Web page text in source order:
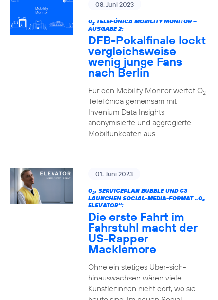
08. Juni 2023
O2TELEFÓNICA MOBILITY MONITOR –
AUSGABE 2:
DFB-Pokalfinale lockt
vergleichsweise
wenig junge Fans
nach Berlin
Für den Mobility Monitor wertet O2
Telefónica gemeinsam mit
Invenium Data Insights
anonymisierte und aggregierte
Mobilfunkdaten aus.
01. Juni 2023
O2, SERVICEPLAN BUBBLE UND C3
LAUNCHEN SOCIAL-MEDIA-FORMAT „O2
ELEVATOR“:
Die erste Fahrt im
Fahrstuhl macht der
US-Rapper
Macklemore
Ohne ein stetiges Über-sich-
hinauswachsen wären viele
Künstler:innen nicht dort, wo sie